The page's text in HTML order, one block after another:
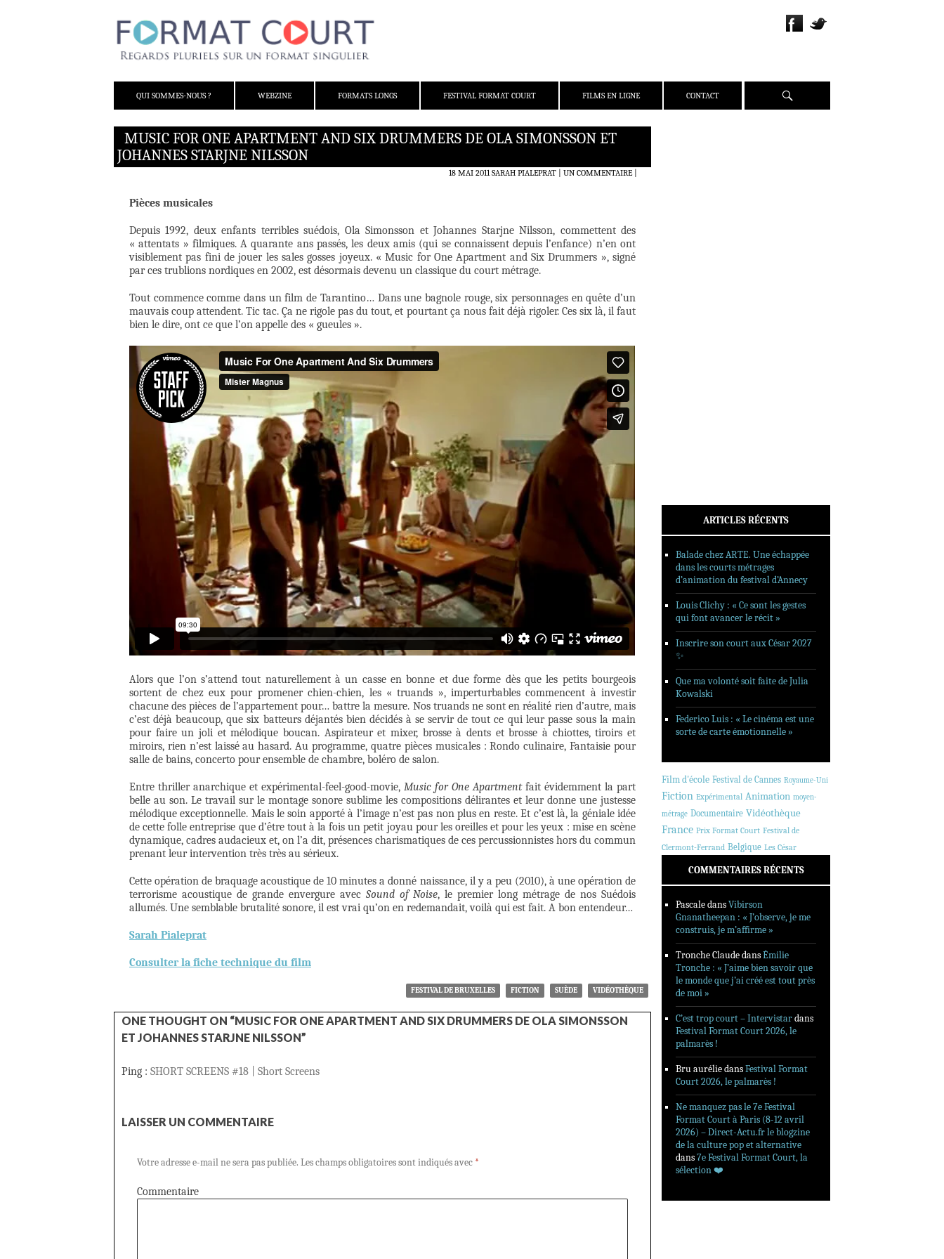
QUI SOMMES-NOUS ?
WEBZINE FORMATS LONGS FESTIVAL FORMAT COURT FILMS EN LIGNE CONTACT Recherche
MUSIC FOR ONE APARTMENT AND SIX DRUMMERS DE OLA SIMONSSON ET
JOHANNES STARJNE NILSSON
18 MAI 2011 SARAH PIALEPRAT UN COMMENTAIRE|
Pièces musicales
Depuis 1992, deux enfants terribles suédois, Ola Simonsson et Johannes Starjne Nilsson, commettent des
« attentats » filmiques. A quarante ans passés, les deux amis (qui se connaissent depuis l’enfance) n’en ont
visiblement pas fini de jouer les sales gosses joyeux. « Music for One Apartment and Six Drummers », signé
par ces trublions nordiques en 2002, est désormais devenu un classique du court métrage.
Tout commence comme dans un film de Tarantino… Dans une bagnole rouge, six personnages en quête d’un
mauvais coup attendent. Tic tac. Ça ne rigole pas du tout, et pourtant ça nous fait déjà rigoler. Ces six là, il faut
bien le dire, ont ce que l’on appelle des « gueules ».
Alors que l’on s’attend tout naturellement à un casse en bonne et due forme dès que les petits bourgeois
sortent de chez eux pour promener chien-chien, les « truands », imperturbables commencent à investir
chacune des pièces de l’appartement pour… battre la mesure. Nos truands ne sont en réalité rien d’autre, mais
c’est déjà beaucoup, que six batteurs déjantés bien décidés à se servir de tout ce qui leur passe sous la main
pour faire un joli et mélodique boucan. Aspirateur et mixer, brosse à dents et brosse à chiottes, tiroirs et
miroirs, rien n’est laissé au hasard. Au programme, quatre pièces musicales : Rondo culinaire, Fantaisie pour
salle de bains, concerto pour ensemble de chambre, boléro de salon.
Entre thriller anarchique et expérimental-feel-good-movie, Music for One Apartmentfait évidemment la part
belle au son. Le travail sur le montage sonore sublime les compositions délirantes et leur donne une justesse
mélodique exceptionnelle. Mais le soin apporté à l’image n’est pas non plus en reste. Et c’est là, la géniale idée
de cette folle entreprise que d’être tout à la fois un petit joyau pour les oreilles et pour les yeux : mise en scène
dynamique, cadres audacieux et, on l’a dit, présences charismatiques de ces percussionnistes hors du commun
prenant leur intervention très très au sérieux.
Cette opération de braquage acoustique de 10 minutes a donné naissance, il y a peu (2010), à une opération de
terrorisme acoustique de grande envergure avec Sound of Noise, le premier long métrage de nos Suédois
allumés. Une semblable brutalité sonore, il est vrai qu’on en redemandait, voilà qui est fait. A bon entendeur…
Sarah Pialeprat
Consulter la fiche technique du film
FESTIVAL DE BRUXELLES FICTION SUÈDE VIDÉOTHÈQUE
ONE THOUGHT ON “MUSIC FOR ONE APARTMENT AND SIX DRUMMERS DE OLA SIMONSSON
ET JOHANNES STARJNE NILSSON”
Ping : SHORT SCREENS #18 | Short Screens
LAISSER UN COMMENTAIRE
Votre adresse e-mail ne sera pas publiée. Les champs obligatoires sont indiqués avec *
Commentaire
ARTICLES RÉCENTS
Balade chez ARTE. Une échappée
dans les courts métrages
d’animation du festival d’Annecy
Louis Clichy : « Ce sont les gestes
qui font avancer le récit »
Inscrire son court aux César 2027
✨
Que ma volonté soit faite de Julia
Kowalski
Federico Luis : « Le cinéma est une
sorte de carte émotionnelle »
Film d'école Festival de Cannes Royaume-Uni
Fiction Expérimental Animation moyen-
métrage Documentaire Vidéothèque
France Prix Format Court Festival de
Clermont-Ferrand Belgique Les César
COMMENTAIRES RÉCENTS
PascaledansVibirson
Gnanatheepan : « J’observe, je me
construis, je m’affirme »
Tronche ClaudedansÉmilie
Tronche : « J’aime bien savoir que
le monde que j’ai créé est tout près
de moi »
C’est trop court – Intervistardans
Festival Format Court 2026, le
palmarès !
Bru auréliedansFestival Format
Court 2026, le palmarès !
Ne manquez pas le 7e Festival
Format Court à Paris (8-12 avril
2026) – Direct-Actu.fr le blogzine
de la culture pop et alternative
dans7e Festival Format Court, la
sélection ❤️‍